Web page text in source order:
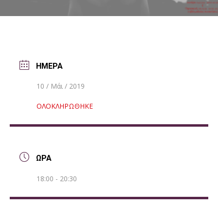
ΗΜΕΡΑ
10 / Μάι / 2019
ΟΛΟΚΛΗΡΩΘΗΚΕ
ΩΡΑ
18:00 - 20:30